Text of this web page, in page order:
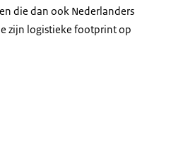
die dan ook Nederlanders
zijn logistieke footprint op